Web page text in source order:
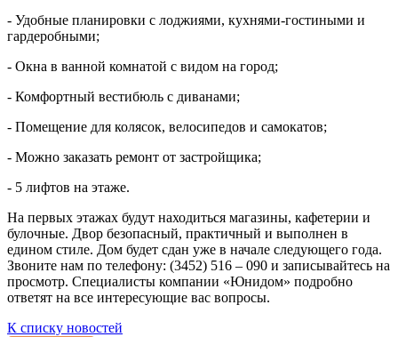
- Удобные планировки с лоджиями, кухнями-гостиными и
гардеробными;
- Окна в ванной комнатой с видом на город;
- Комфортный вестибюль с диванами;
- Помещение для колясок, велосипедов и самокатов;
- Можно заказать ремонт от застройщика;
- 5 лифтов на этаже.
На первых этажах будут находиться магазины, кафетерии и
булочные. Двор безопасный, практичный и выполнен в
едином стиле. Дом будет сдан уже в начале следующего года.
Звоните нам по телефону: (3452) 516 – 090 и записывайтесь на
просмотр. Специалисты компании «Юнидом» подробно
ответят на все интересующие вас вопросы.
К списку новостей